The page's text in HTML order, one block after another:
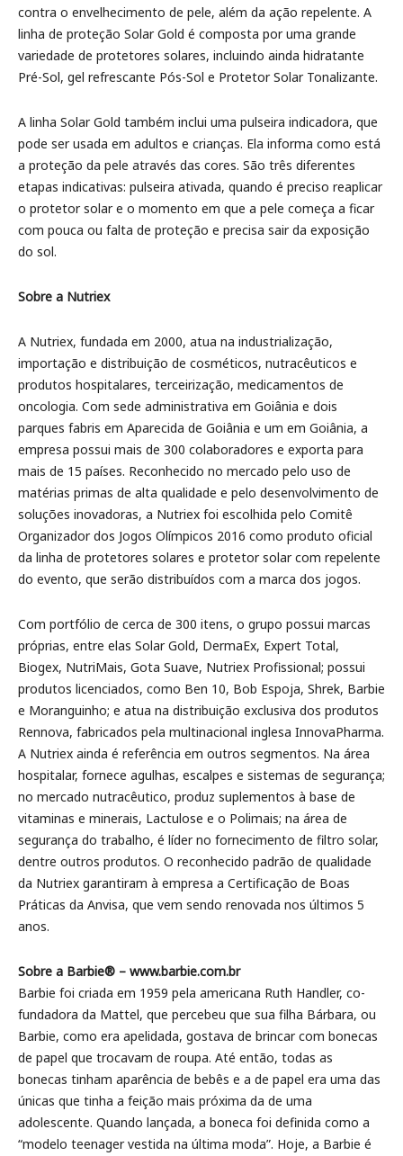
contra o envelhecimento de pele, além da ação repelente. A
linha de proteção Solar Gold é composta por uma grande
variedade de protetores solares, incluindo ainda hidratante
Pré-Sol, gel refrescante Pós-Sol e Protetor Solar Tonalizante.
A linha Solar Gold também inclui uma pulseira indicadora, que
pode ser usada em adultos e crianças. Ela informa como está
a proteção da pele através das cores. São três diferentes
etapas indicativas: pulseira ativada, quando é preciso reaplicar
o protetor solar e o momento em que a pele começa a ficar
com pouca ou falta de proteção e precisa sair da exposição
do sol.
Sobre a Nutriex
A Nutriex, fundada em 2000, atua na industrialização,
importação e distribuição de cosméticos, nutracêuticos e
produtos hospitalares, terceirização, medicamentos de
oncologia. Com sede administrativa em Goiânia e dois
parques fabris em Aparecida de Goiânia e um em Goiânia, a
empresa possui mais de 300 colaboradores e exporta para
mais de 15 países. Reconhecido no mercado pelo uso de
matérias primas de alta qualidade e pelo desenvolvimento de
soluções inovadoras, a Nutriex foi escolhida pelo Comitê
Organizador dos Jogos Olímpicos 2016 como produto oficial
da linha de protetores solares e protetor solar com repelente
do evento, que serão distribuídos com a marca dos jogos.
Com portfólio de cerca de 300 itens, o grupo possui marcas
próprias, entre elas Solar Gold, DermaEx, Expert Total,
Biogex, NutriMais, Gota Suave, Nutriex Profissional; possui
produtos licenciados, como Ben 10, Bob Espoja, Shrek, Barbie
e Moranguinho; e atua na distribuição exclusiva dos produtos
Rennova, fabricados pela multinacional inglesa InnovaPharma.
A Nutriex ainda é referência em outros segmentos. Na área
hospitalar, fornece agulhas, escalpes e sistemas de segurança;
no mercado nutracêutico, produz suplementos à base de
vitaminas e minerais, Lactulose e o Polimais; na área de
segurança do trabalho, é líder no fornecimento de filtro solar,
dentre outros produtos. O reconhecido padrão de qualidade
da Nutriex garantiram à empresa a Certificação de Boas
Práticas da Anvisa, que vem sendo renovada nos últimos 5
anos.
Sobre a Barbie® – www.barbie.com.br
Barbie foi criada em 1959 pela americana Ruth Handler, co-
fundadora da Mattel, que percebeu que sua filha Bárbara, ou
Barbie, como era apelidada, gostava de brincar com bonecas
de papel que trocavam de roupa. Até então, todas as
bonecas tinham aparência de bebês e a de papel era uma das
únicas que tinha a feição mais próxima da de uma
adolescente. Quando lançada, a boneca foi definida como a
“modelo teenager vestida na última moda”. Hoje, a Barbie é